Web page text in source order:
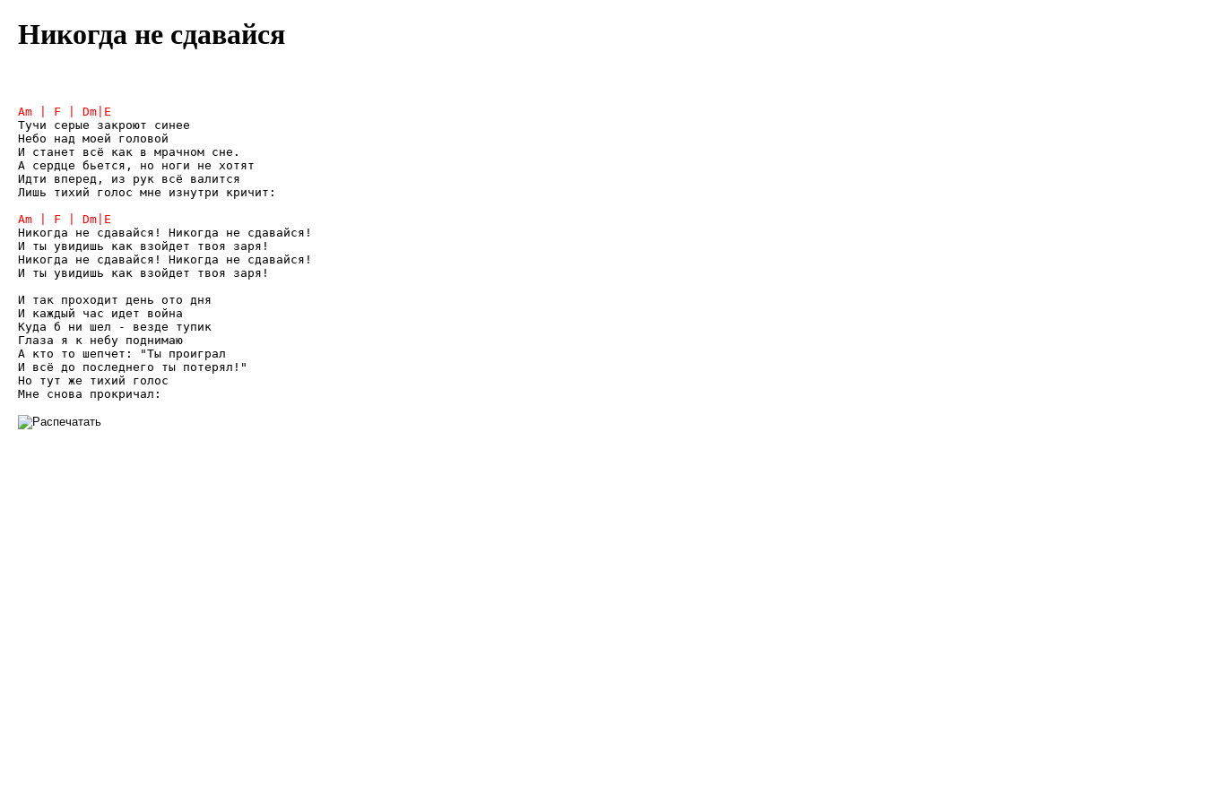
Никогда не сдавайся
Тучи серые закроют синее
Небо над моей головой
И станет всё как в мрачном сне.
А сердце бьется, но ноги не хотят
Идти вперед, из рук всё валится
Лишь тихий голос мне изнутри кричит:
Никогда не сдавайся! Никогда не сдавайся!
И ты увидишь как взойдет твоя заря!
Никогда не сдавайся! Никогда не сдавайся!
И ты увидишь как взойдет твоя заря!
И так проходит день ото дня
И каждый час идет война
Куда б ни шел - везде тупик
Глаза я к небу поднимаю
А кто то шепчет: "Ты проиграл
И всё до последнего ты потерял!"
Но тут же тихий голос
Мне снова прокричал: